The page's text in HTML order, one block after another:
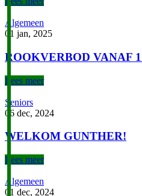
Algemeen
01 jan, 2025
ROOKVERBOD VANAF
Lees meer
Seniors
06 dec, 2024
WELKOM GUNTHER!
Lees meer
Algemeen
01 dec, 2024